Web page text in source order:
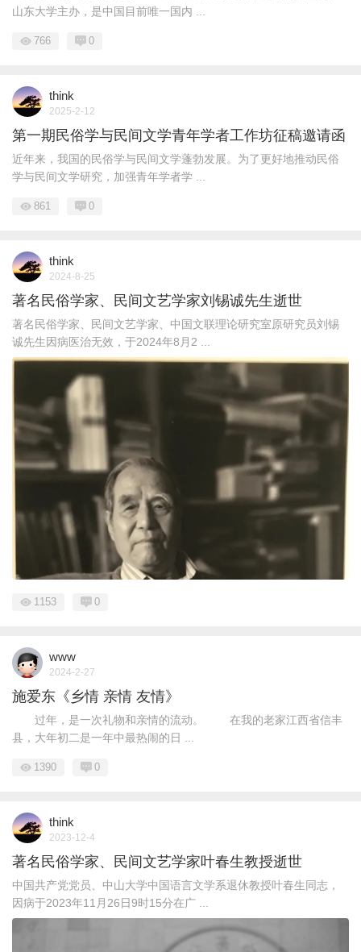
山东大学主办，是中国目前唯一国内 ...
766 0
think
2025-2-12
第一期民俗学与民间文学青年学者工作坊征稿邀请函
近年来，我国的民俗学与民间文学蓬勃发展。为了更好地推动民俗
学与民间文学研究，加强青年学者学 ...
861 0
think
2024-8-25
著名民俗学家、民间文艺学家刘锡诚先生逝世
著名民俗学家、民间文艺学家、中国文联理论研究室原研究员刘锡
诚先生因病医治无效，于2024年8月2 ...
1153 0
www
2024-2-27
施爱东《乡情 亲情 友情》
过年，是一次礼物和亲情的流动。 在我的老家江西省信丰
县，大年初二是一年中最热闹的日 ...
1390 0
think
2023-12-4
著名民俗学家、民间文艺学家叶春生教授逝世
中国共产党党员、中山大学中国语言文学系退休教授叶春生同志，
因病于2023年11月26日9时15分在广 ...